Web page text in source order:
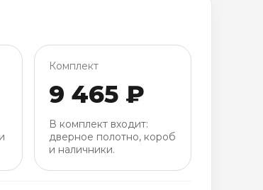
Комплект
9 465 ₽
В комплект входит:
дверное полотно, короб
и наличники.